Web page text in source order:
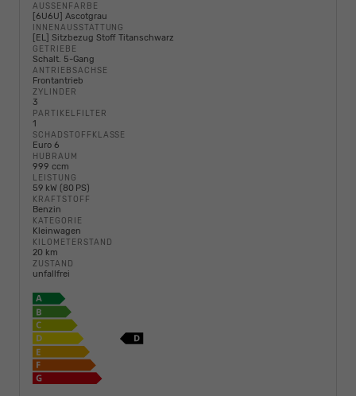
AUSSENFARBE
[6U6U] Ascotgrau
INNENAUSSTATTUNG
[EL] Sitzbezug Stoff Titanschwarz
GETRIEBE
Schalt. 5-Gang
ANTRIEBSACHSE
Frontantrieb
ZYLINDER
3
PARTIKELFILTER
1
SCHADSTOFFKLASSE
Euro 6
HUBRAUM
999 ccm
LEISTUNG
59 kW (80 PS)
KRAFTSTOFF
Benzin
KATEGORIE
Kleinwagen
KILOMETERSTAND
20 km
ZUSTAND
unfallfrei